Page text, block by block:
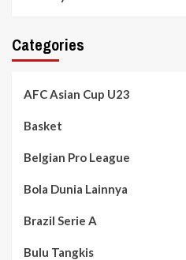
Categories
AFC Asian Cup U23
Basket
Belgian Pro League
Bola Dunia Lainnya
Brazil Serie A
Bulu Tangkis